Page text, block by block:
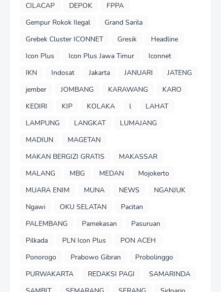
CILACAP
DEPOK
FPPA
Gempur Rokok Ilegal
Grand Sarila
Grebek Cluster ICONNET
Gresik
Headline
Icon Plus
Icon Plus Jawa Timur
Iconnet
IKN
Indosat Jakarta JANUARI
JATENG
jember
JOMBANG KARAWANG
KARO
KEDIRI
KIP KOLAKA l
LAHAT
LAMPUNG
LANGKAT
LUMAJANG
MADIUN
MAGETAN
MAKAN BERGIZI GRATIS
MAKASSAR
MALANG
MBG MEDAN
Mojokerto
MUARA ENIM
MUNA NEWS
NGANJUK
Ngawi
OKU SELATAN
Pacitan
PALEMBANG
Pamekasan
Pasuruan
Pilkada
PLN Icon Plus
PON ACEH
Ponorogo
Prabowo Gibran
Probolinggo
PURWAKARTA
REDAKSI PAGI
SAMARINDA